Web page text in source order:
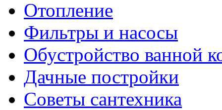
Отопление
Фильтры и насосы
Обустройство ванной
Дачные постройки
Советы сантехника